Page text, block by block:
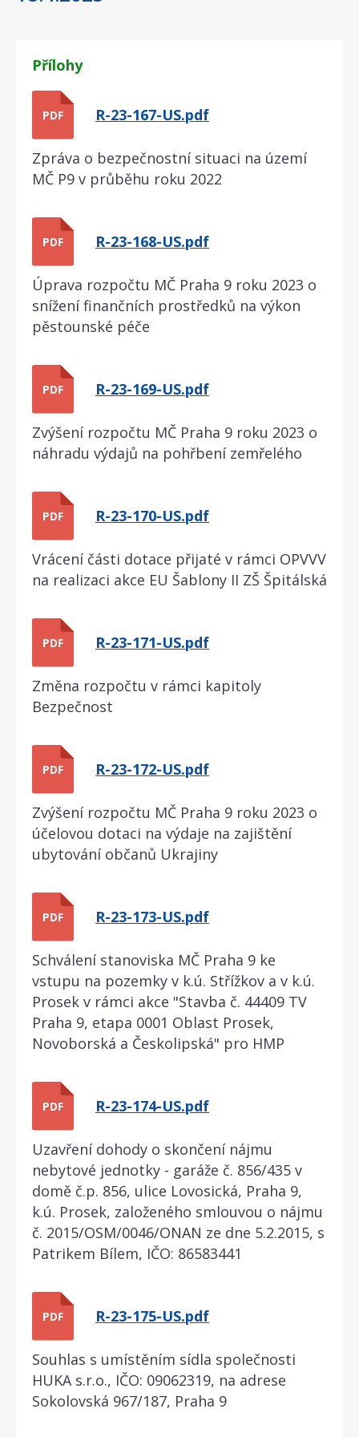
Přílohy
PDF R-23-167-US.pdf
Zpráva o bezpečnostní situaci na území
MČ P9 v průběhu roku 2022
PDF R-23-168-US.pdf
Úprava rozpočtu MČ Praha 9 roku 2023 o
snížení finančních prostředků na výkon
pěstounské péče
PDF R-23-169-US.pdf
Zvýšení rozpočtu MČ Praha 9 roku 2023 o
náhradu výdajů na pohřbení zemřelého
PDF R-23-170-US.pdf
Vrácení části dotace přijaté v rámci OPVVV
na realizaci akce EU Šablony II ZŠ Špitálská
PDF R-23-171-US.pdf
Změna rozpočtu v rámci kapitoly
Bezpečnost
PDF R-23-172-US.pdf
Zvýšení rozpočtu MČ Praha 9 roku 2023 o
účelovou dotaci na výdaje na zajištění
ubytování občanů Ukrajiny
PDF R-23-173-US.pdf
Schválení stanoviska MČ Praha 9 ke
vstupu na pozemky v k.ú. Střížkov a v k.ú.
Prosek v rámci akce "Stavba č. 44409 TV
Praha 9, etapa 0001 Oblast Prosek,
Novoborská a Českolipská" pro HMP
PDF R-23-174-US.pdf
Uzavření dohody o skončení nájmu
nebytové jednotky - garáže č. 856/435 v
domě č.p. 856, ulice Lovosická, Praha 9,
k.ú. Prosek, založeného smlouvou o nájmu
č. 2015/OSM/0046/ONAN ze dne 5.2.2015, s
Patrikem Bílem, IČO: 86583441
PDF R-23-175-US.pdf
Souhlas s umístěním sídla společnosti
HUKA s.r.o., IČO: 09062319, na adrese
Sokolovská 967/187, Praha 9